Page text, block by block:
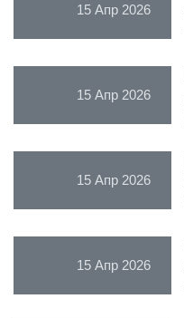
15 Апр 2026
15 Апр 2026
15 Апр 2026
15 Апр 2026